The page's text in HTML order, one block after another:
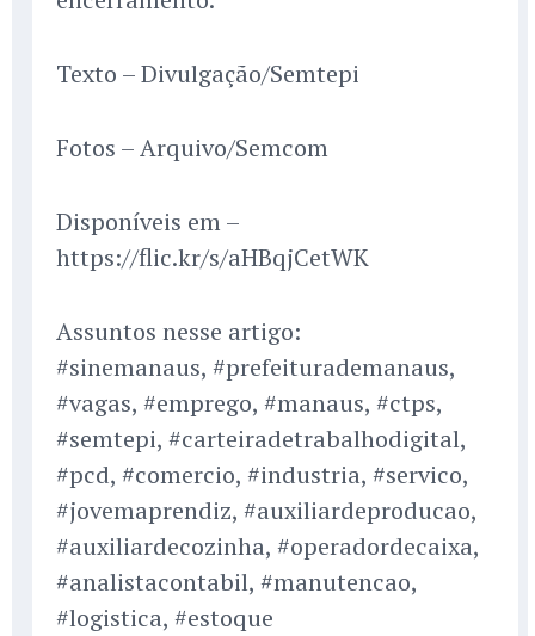
Texto – Divulgação/Semtepi
Fotos – Arquivo/Semcom
Disponíveis em –
https://flic.kr/s/aHBqjCetWK
Assuntos nesse artigo:
#sinemanaus, #prefeiturademanaus,
#vagas, #emprego, #manaus, #ctps,
#semtepi, #carteiradetrabalhodigital,
#pcd, #comercio, #industria, #servico,
#jovemaprendiz, #auxiliardeproducao,
#auxiliardecozinha, #operadordecaixa,
#analistacontabil, #manutencao,
#logistica, #estoque